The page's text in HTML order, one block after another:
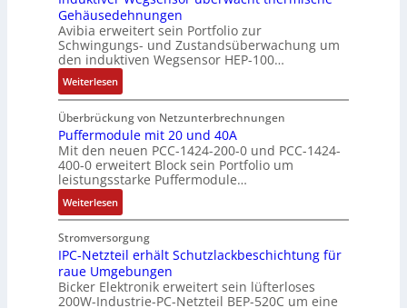
G
e
s
c
h
f
t
s
f
ü
h
e
r
z
u
t
è
m
e
s
:
Q
2
-
E
r
g
e
b
n
i
z
u
n
g
s
ü
b
e
r
w
a
c
h
u
n
g
f
Gehäusedehnungen
Avibia erweitert sein Portfolio zur
Schwingungs- und Zustandsüberwachung um
den induktiven Wegsensor HEP-100…
Weiterlesen:
I
n
d
u
k
t
i
v
e
r
W
e
g
Überbrückung von Netzunterbrechnungen
Puffermodule mit 20 und 40A
Mit den neuen PCC-1424-200-0 und PCC-1424-
400-0 erweitert Block sein Portfolio um
leistungsstarke Puffermodule…
Weiterlesen:
P
u
f
f
e
r
Stromversorgung
IPC-Netzteil erhält Schutzlackbeschichtung für
raue Umgebungen
Bicker Elektronik erweitert sein lüfterloses
200W-Industrie-PC-Netzteil BEP-520C um eine